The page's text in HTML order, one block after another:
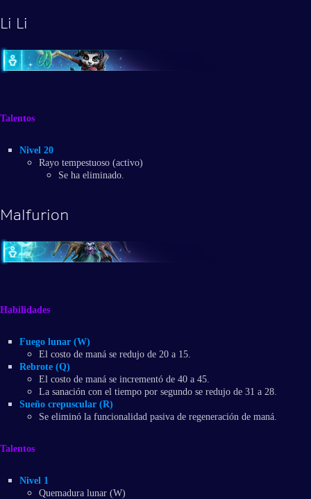
Li Li
Talentos
Nivel 20
Rayo tempestuoso (activo)
Se ha eliminado.
Malfurion
Habilidades
Fuego lunar (W)
El costo de maná se redujo de 20 a 15.
Rebrote (Q)
El costo de maná se incrementó de 40 a 45.
La sanación con el tiempo por segundo se redujo de 31 a 28.
Sueño crepuscular (R)
Se eliminó la funcionalidad pasiva de regeneración de maná.
Talentos
Nivel 1
Quemadura lunar (W)